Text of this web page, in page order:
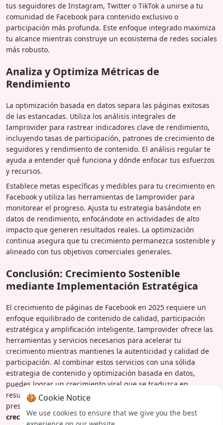
tus seguidores de Instagram, Twitter o TikTok a unirse a tu
comunidad de Facebook para contenido exclusivo o
participación más profunda. Este enfoque integrado maximiza
tu alcance mientras construye un ecosistema de redes sociales
más robusto.
Analiza y Optimiza Métricas de
Rendimiento
La optimización basada en datos separa las páginas exitosas
de las estancadas. Utiliza los análisis integrales de
Iamprovider para rastrear indicadores clave de rendimiento,
incluyendo tasas de participación, patrones de crecimiento de
seguidores y rendimiento de contenido. El análisis regular te
ayuda a entender qué funciona y dónde enfocar tus esfuerzos
y recursos.
Establece metas específicas y medibles para tu crecimiento en
Facebook y utiliza las herramientas de Iamprovider para
monitorear el progreso. Ajusta tu estrategia basándote en
datos de rendimiento, enfocándote en actividades de alto
impacto que generen resultados reales. La optimización
continua asegura que tu crecimiento permanezca sostenible y
alineado con tus objetivos comerciales generales.
Conclusión: Crecimiento Sostenible
mediante Implementación Estratégica
El crecimiento de páginas de Facebook en 2025 requiere un
enfoque equilibrado de contenido de calidad, participación
estratégica y amplificación inteligente. Iamprovider ofrece las
herramientas y servicios necesarios para acelerar tu
crecimiento mientras mantienes la autenticidad y calidad de
participación. Al combinar estos servicios con una sólida
estrategia de contenido y optimización basada en datos,
puedes lograr un crecimiento viral que se traduzca en
resultados comerciales reales. ¿Listo para transformar tu
presencia en Facebook?
crecimiento de Iamprovidery comienza a construir la
🍪 Cookie Notice
We use cookies to ensure that we give you the best